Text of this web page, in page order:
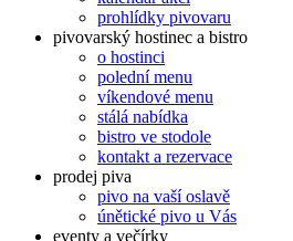
prohlídky pivovaru
pivovarský hostinec a bistro
o hostinci
polední menu
víkendové menu
stálá nabídka
bistro ve stodole
kontakt a rezervace
prodej piva
pivo na vaší oslavě
únětické pivo u Vás
eventy a večírky